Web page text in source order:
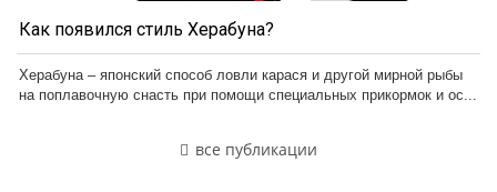
Как появился стиль Херабуна?
Херабуна – японский способ ловли карася и другой мирной рыбы
на поплавочную снасть при помощи специальных прикормок и ос...
все публикации